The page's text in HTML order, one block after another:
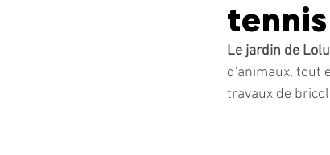
tennis
Le jardin de
d'animaux, tout
travaux de